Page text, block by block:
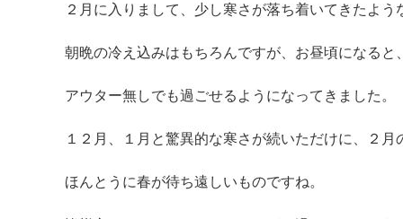
２月に入りまして、少し寒さが落ち着いてきたよう
朝晩の冷え込みはもちろんですが、お昼頃になると
アウター無しでも過ごせるようになってきました。
１２月、１月と驚異的な寒さが続いただけに、２
ほんとうに春が待ち遠しいものですね。